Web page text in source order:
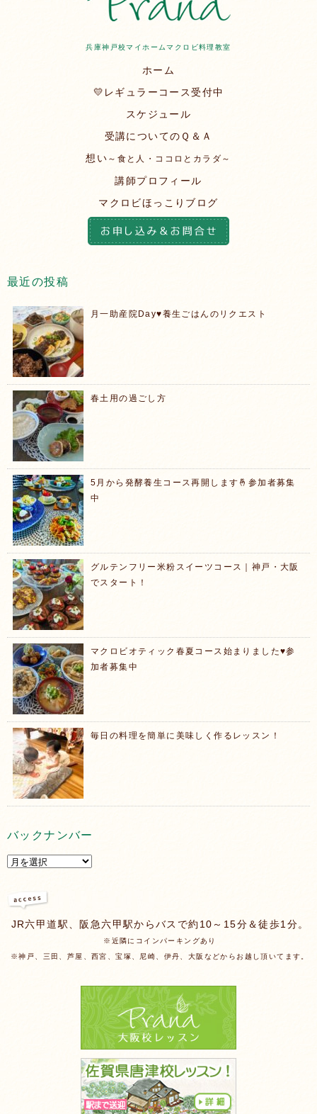
兵庫神戸校マイホームマクロビ料理教室
ホーム
💛レギュラーコース受付中
スケジュール
受講についてのＱ＆Ａ
想い ～食と人・ココロとカラダ～
講師プロフィール
マクロビほっこりブログ
最近の投稿
月一助産院Day♥️養生ごはんのリクエスト
春土用の過ごし方
5月から発酵養生コース再開します🤞参加者募集
中
グルテンフリー米粉スイーツコース｜神戸・大阪
でスタート！
マクロビオティック春夏コース始まりました♥️参
加者募集中
毎日の料理を簡単に美味しく作るレッスン！
バックナンバー
JR六甲道駅、阪急六甲駅からバスで約10～15分＆徒歩1分。
※近隣にコインパーキングあり
※神戸、三田、芦屋、西宮、宝塚、尼崎、伊丹、大阪などからお越し頂いてます。